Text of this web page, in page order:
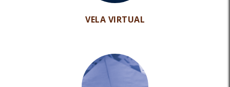
VELA VIRTUAL